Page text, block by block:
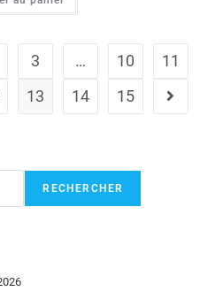
3 … 10
11
13 14 15
RECHERCHER